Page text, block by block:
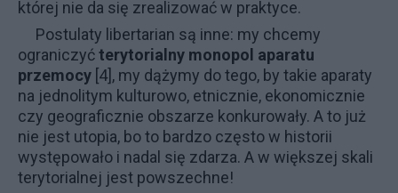
której nie da się zrealizować w praktyce.
Postulaty libertarian są inne: my chcemy
ograniczyćterytorialny monopol aparatu
przemocy [4], my dążymy do tego, by takie aparaty
na jednolitym kulturowo, etnicznie, ekonomicznie
czy geograficznie obszarze konkurowały. A to już
nie jest utopia, bo to bardzo często w historii
występowało i nadal się zdarza. A w większej skali
terytorialnej jest powszechne!